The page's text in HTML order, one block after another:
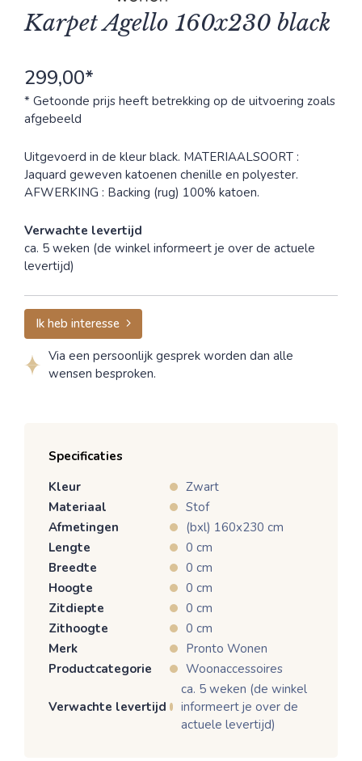
Karpet Agello 160x230 black
299,00*
* Getoonde prijs heeft betrekking op de uitvoering zoals
afgebeeld
Uitgevoerd in de kleur black. MATERIAALSOORT :
Jaquard geweven katoenen chenille en polyester.
AFWERKING : Backing (rug) 100% katoen.
Verwachte levertijd
ca. 5 weken (de winkel informeert je over de actuele
levertijd)
Ik heb interesse
Via een persoonlijk gesprek worden dan alle
wensen besproken.
Specificaties
Kleur
Zwart
Materiaal
Stof
Afmetingen
(bxl) 160x230 cm
Lengte
0 cm
Breedte
0 cm
Hoogte
0 cm
Zitdiepte
0 cm
Zithoogte
0 cm
Merk
Pronto Wonen
Productcategorie
Woonaccessoires
Verwachte levertijd
ca. 5 weken (de winkel
informeert je over de
actuele levertijd)